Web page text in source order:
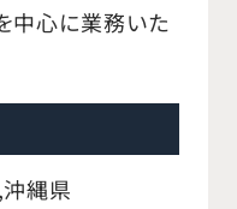
中心に業務いた
縄県